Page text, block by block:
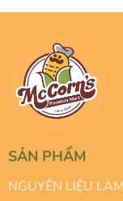
SẢN PHẨM
NGUYÊN LIỆU